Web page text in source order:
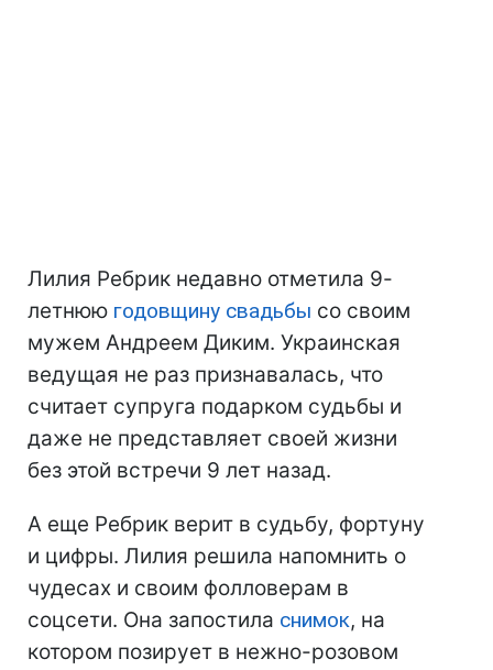
Лилия Ребрик недавно отметила 9-
летнюю годовщину свадьбы со своим
мужем Андреем Диким. Украинская
ведущая не раз признавалась, что
считает супруга подарком судьбы и
даже не представляет своей жизни
без этой встречи 9 лет назад.
А еще Ребрик верит в судьбу, фортуну
и цифры. Лилия решила напомнить о
чудесах и своим фолловерам в
соцсети. Она запостила снимок, на
котором позирует в нежно-розовом